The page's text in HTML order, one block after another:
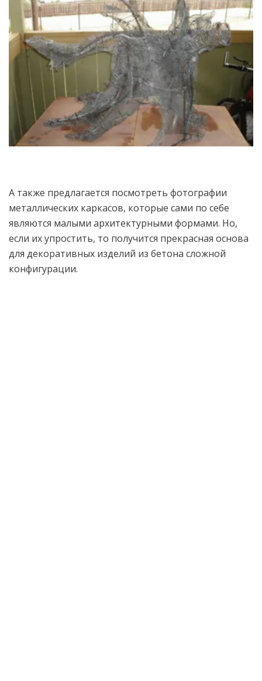
А также предлагается посмотреть фотографии
металлических каркасов, которые сами по себе
являются малыми архитектурными формами. Но,
если их упростить, то получится прекрасная основа
для декоративных изделий из бетона сложной
конфигурации.